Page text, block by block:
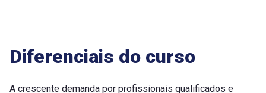
Diferenciais do curso
A crescente demanda por profissionais qualificados e